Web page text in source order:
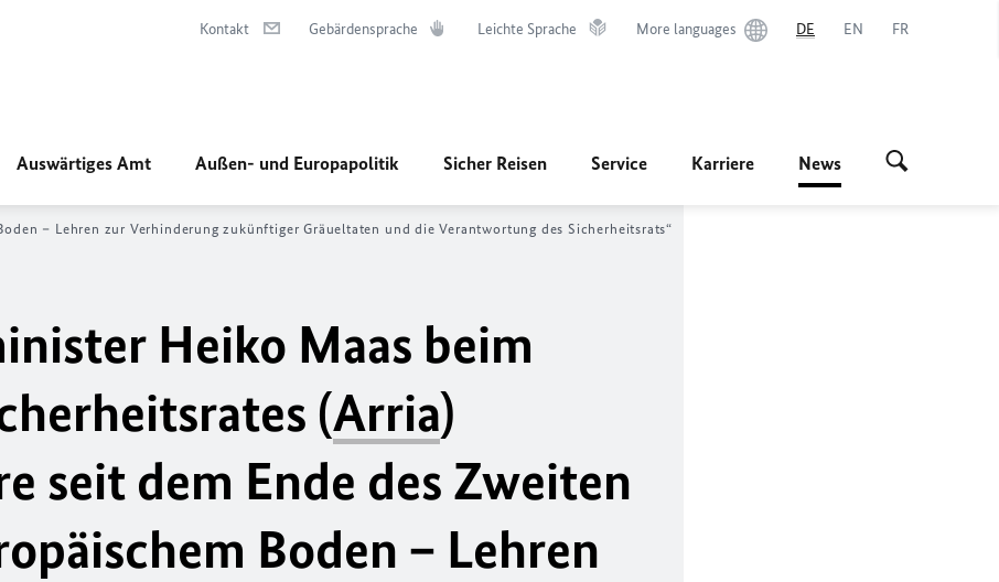
Kontakt Gebärdensprache Leichte Sprache More languages DE EN FR
Auswärtiges Amt Außen- und Europapolitik Sicher Reisen Service Karriere News
– Lehren zur Verhinderung zukünftiger Gräueltaten und die Verantwortung des Sicherheitsrats“
Heiko Maas beim
(Arria)
seit dem Ende des Zweiten
Boden – Lehren